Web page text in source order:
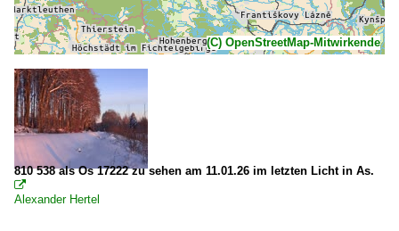
(C) OpenStreetMap-Mitwirkende
810 538 als Os 17222 zu sehen am 11.01.26 im letzten Licht in As.

Alexander Hertel